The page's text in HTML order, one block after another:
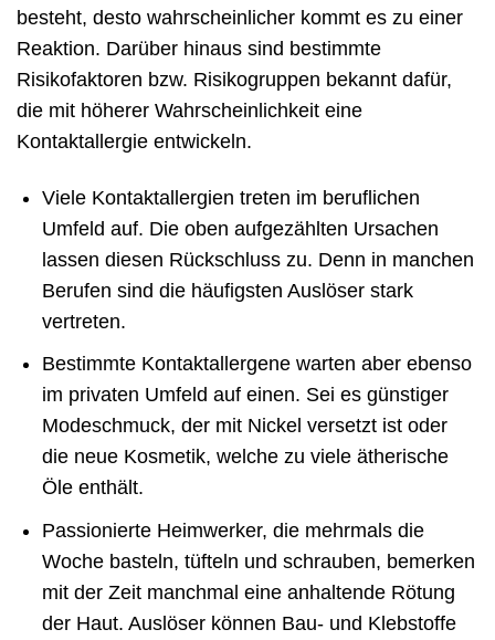
besteht, desto wahrscheinlicher kommt es zu einer
Reaktion. Darüber hinaus sind bestimmte
Risikofaktoren bzw. Risikogruppen bekannt dafür,
die mit höherer Wahrscheinlichkeit eine
Kontaktallergie entwickeln.
Viele Kontaktallergien treten im beruflichen
Umfeld auf. Die oben aufgezählten Ursachen
lassen diesen Rückschluss zu. Denn in manchen
Berufen sind die häufigsten Auslöser stark
vertreten.
Bestimmte Kontaktallergene warten aber ebenso
im privaten Umfeld auf einen. Sei es günstiger
Modeschmuck, der mit Nickel versetzt ist oder
die neue Kosmetik, welche zu viele ätherische
Öle enthält.
Passionierte Heimwerker, die mehrmals die
Woche basteln, tüfteln und schrauben, bemerken
mit der Zeit manchmal eine anhaltende Rötung
der Haut. Auslöser können Bau- und Klebstoffe